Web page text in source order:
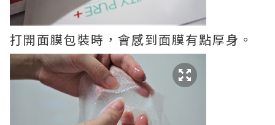
打開面膜包裝時，會感到面膜有點厚身。